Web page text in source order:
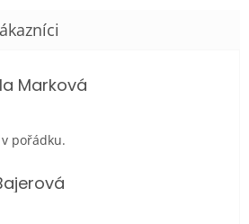
Marková
obchodu je 5 z 5 hvězdiček.
pořádku.
obchodu je 5 z 5 hvězdiček.